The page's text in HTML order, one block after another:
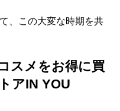
、この大変な時期を共
スメをお得に買
アIN YOU